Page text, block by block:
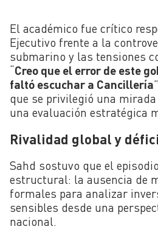
El académico fue crítico
Ejecutivo frente a la
submarino y las tensiones
“Creo que el error de este
faltó escuchar a Cancillería
que se privilegió una
una evaluación estratégica
Rivalidad global y
Sahd sostuvo que el
estructural: la ausencia de
formales para analizar
sensibles desde una
nacional.